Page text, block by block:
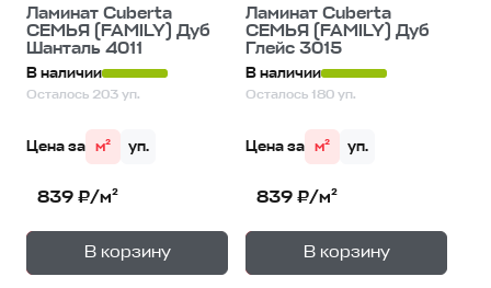
Ламинат Cuberta
СЕМЬЯ (FAMILY) Дуб
Шанталь 4011
В наличии
Осталось 203 уп.
Цена за м² уп.
839 ₽/м²
В корзину
— 1уп.
Ламинат Cuberta
СЕМЬЯ (FAMILY) Дуб
Глейс 3015
В наличии
Осталось 180 уп.
Цена за м² уп.
839 ₽/м²
В корзину
— 1уп.